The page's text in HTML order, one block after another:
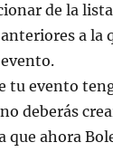
de la
a la
tu evento
deberás
que ahora